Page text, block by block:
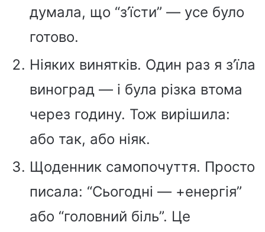
думала, що “з’їсти” — усе було
готово.
Ніяких винятків. Один раз я з’їла
виноград — і була різка втома
через годину. Тож вирішила:
або так, або ніяк.
Щоденник самопочуття. Просто
писала: “Сьогодні — +енергія”
або “головний біль”. Це